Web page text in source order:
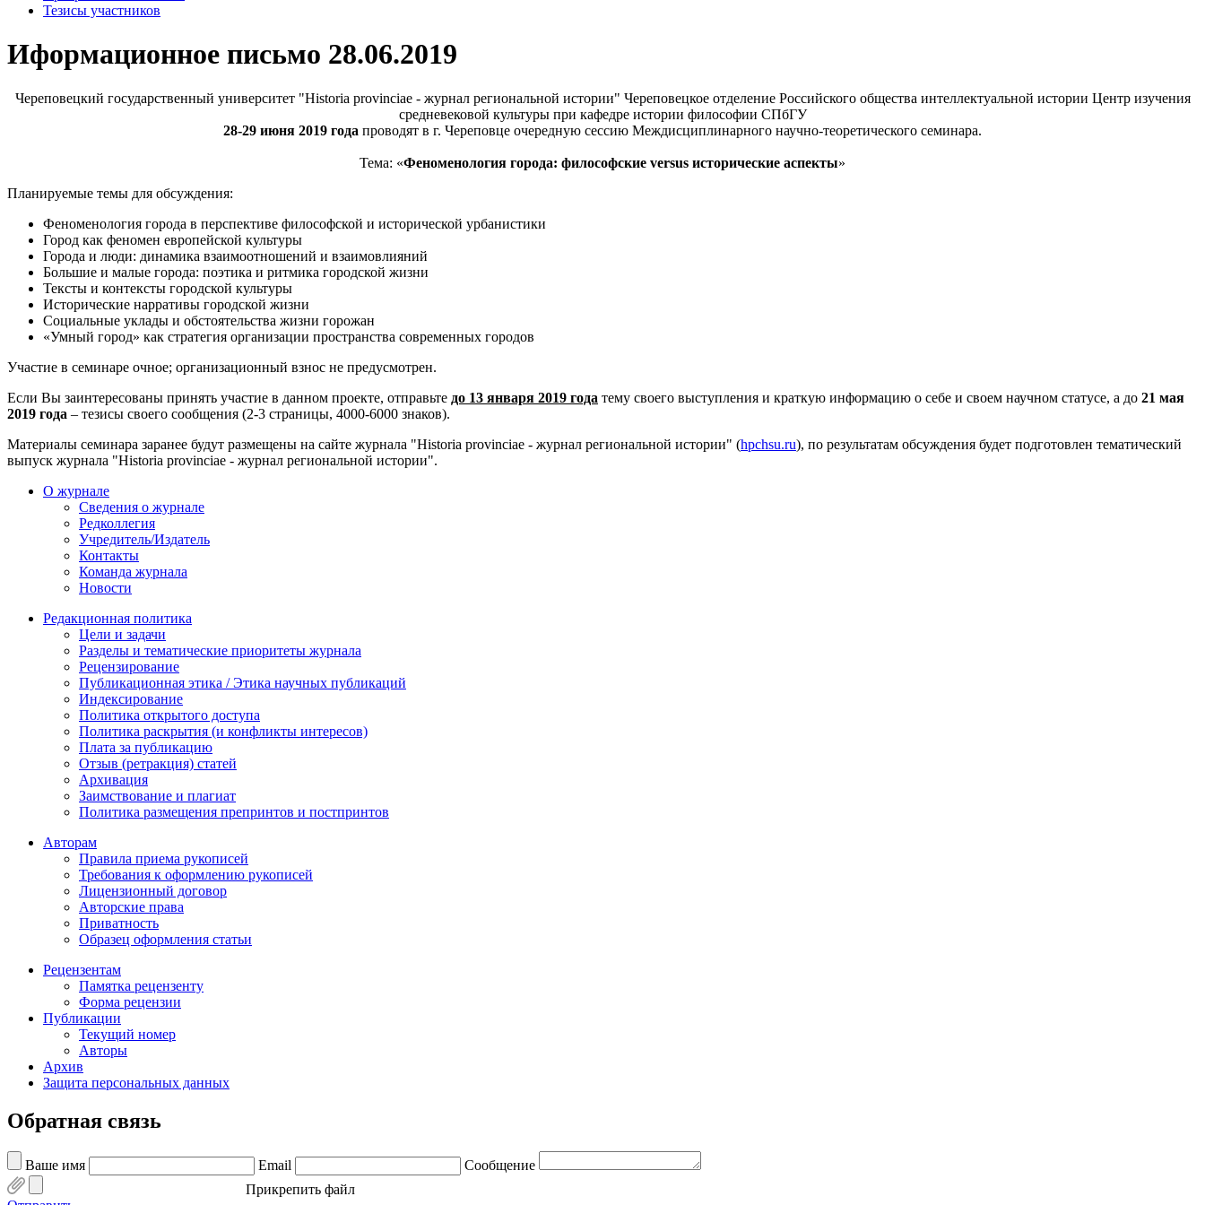
Тезисы участников
Иформационное письмо 28.06.2019
Череповецкий государственный университет "Historia provinciae - журнал региональной истории" Череповецкое отделение Российского общества интеллектуальной истории Центр изучения
средневековой культуры при кафедре истории философии СПбГУ
28-29 июня 2019 года проводят в г. Череповце очередную сессию Междисциплинарного научно-теоретического семинара.
Тема: «Феноменология города: философские versus исторические аспекты»
Планируемые темы для обсуждения:
Феноменология города в перспективе философской и исторической урбанистики
Город как феномен европейской культуры
Города и люди: динамика взаимоотношений и взаимовлияний
Большие и малые города: поэтика и ритмика городской жизни
Тексты и контексты городской культуры
Исторические нарративы городской жизни
Социальные уклады и обстоятельства жизни горожан
«Умный город» как стратегия организации пространства современных городов
Участие в семинаре очное; организационный взнос не предусмотрен.
Если Вы заинтересованы принять участие в данном проекте, отправьте до 13 января 2019 года тему своего выступления и краткую информацию о себе и своем научном статусе, а до 21 мая
2019 года – тезисы своего сообщения (2-3 страницы, 4000-6000 знаков).
Материалы семинара заранее будут размещены на сайте журнала "Historia provinciae - журнал региональной истории" (hpchsu.ru), по результатам обсуждения будет подготовлен тематический
выпуск журнала "Historia provinciae - журнал региональной истории".
О журнале
Сведения о журнале
Редколлегия
Учредитель/Издатель
Контакты
Команда журнала
Новости
Редакционная политика
Цели и задачи
Разделы и тематические приоритеты журнала
Рецензирование
Публикационная этика / Этика научных публикаций
Индексирование
Политика открытого доступа
Политика раскрытия (и конфликты интересов)
Плата за публикацию
Отзыв (ретракция) статей
Архивация
Заимствование и плагиат
Политика размещения препринтов и постпринтов
Авторам
Правила приема рукописей
Требования к оформлению рукописей
Лицензионный договор
Авторские права
Приватность
Образец оформления статьи
Рецензентам
Памятка рецензенту
Форма рецензии
Публикации
Текущий номер
Авторы
Архив
Защита персональных данных
Обратная связь
Ваше имя Email
Сообщение
Прикрепить файл